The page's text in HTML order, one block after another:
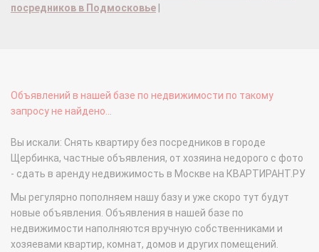
посредников в Подмосковье
Объявлений в нашей базе по недвижимости по такому
запросу не найдено...
Вы искали: Снять квартиру без посредников в городе
Щербинка, частные объявления, от хозяина недорого с фото
- сдать в аренду недвижимость в Москве на КВАРТИРАНТ.РУ
Мы регулярно пополняем нашу базу и уже скоро тут будут
новые объявления. Объявления в нашей базе по
недвижимости наполняются вручную собственниками и
хозяевами квартир, комнат, домов и других помещений.